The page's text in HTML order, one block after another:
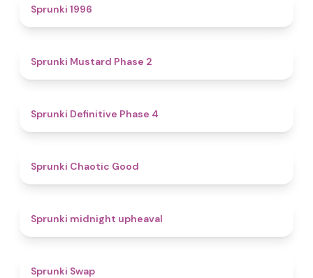
Sprunki 1996
Sprunki Mustard Phase 2
Sprunki Definitive Phase 4
Sprunki Chaotic Good
Sprunki midnight upheaval
Sprunki Swap